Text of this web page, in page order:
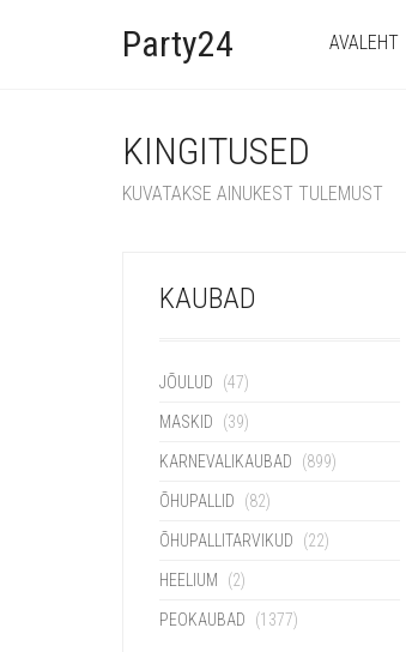
Party24 AVALEHT
KINGITUSED
KUVATAKSE AINUKEST TULEMUST
KAUBAD
JÕULUD (47)
MASKID (39)
KARNEVALIKAUBAD (899)
ÕHUPALLID (82)
ÕHUPALLITARVIKUD (22)
HEELIUM (2)
PEOKAUBAD (1377)